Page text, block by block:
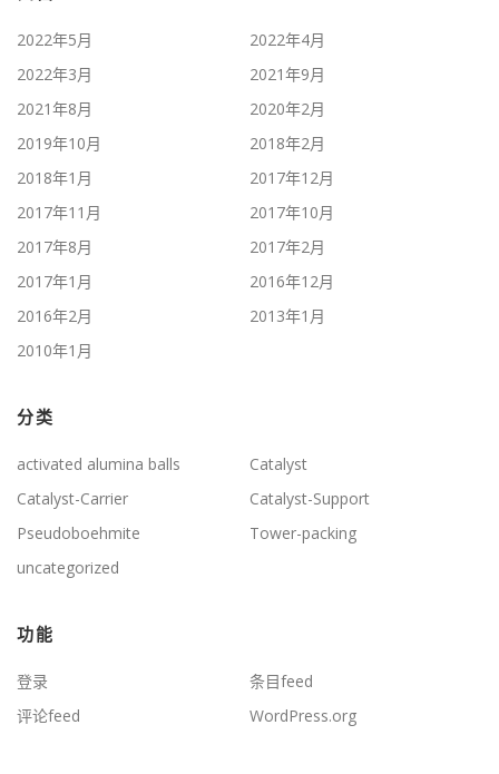
2022年5月
2022年4月
2022年3月
2021年9月
2021年8月
2020年2月
2019年10月
2018年2月
2018年1月
2017年12月
2017年11月
2017年10月
2017年8月
2017年2月
2017年1月
2016年12月
2016年2月
2013年1月
2010年1月
分类
activated alumina balls
Catalyst
Catalyst-Carrier
Catalyst-Support
Pseudoboehmite
Tower-packing
uncategorized
功能
登录
条目feed
评论feed
WordPress.org